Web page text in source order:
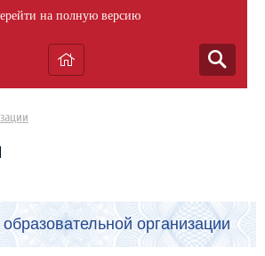
на полную версию
организации